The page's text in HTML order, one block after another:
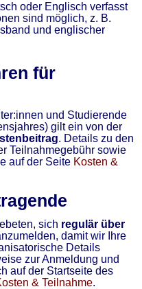
oder Englisch verfasst
sind möglich, z. B.
und englischer
für
und Studierende
gilt ein von der
. Details zu den
Teilnahmegebühr sowie
auf der Seite Kosten &
sich regulär über
damit wir Ihre
Details
zur Anmeldung und
auf der Startseite des
& Teilnahme.